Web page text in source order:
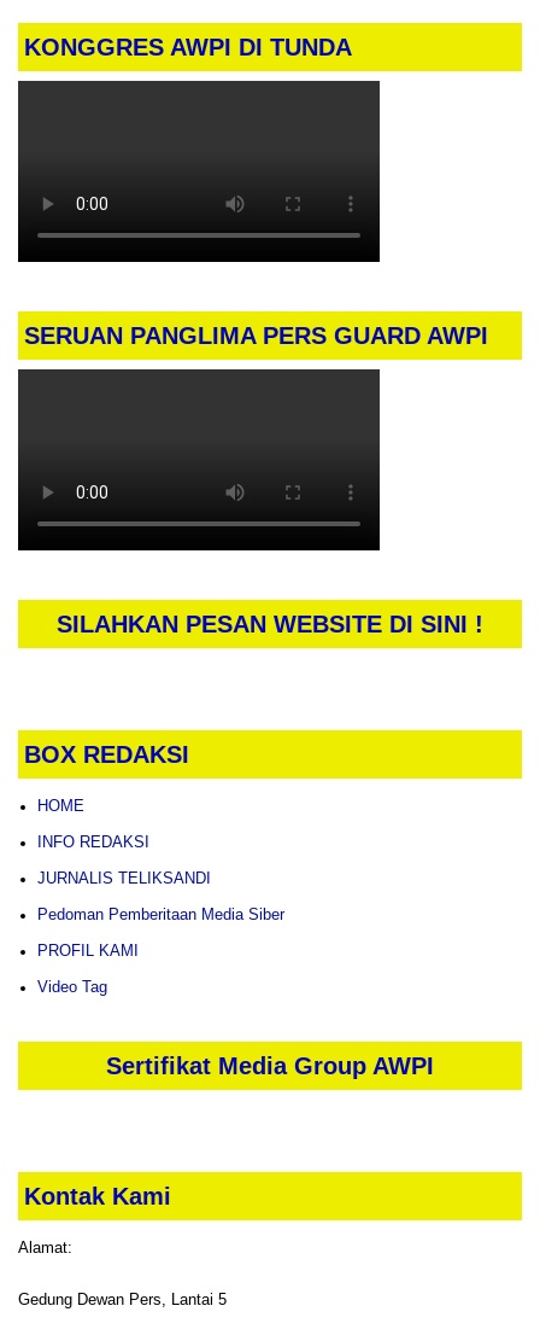
KONGGRES AWPI DI TUNDA
SERUAN PANGLIMA PERS GUARD AWPI
SILAHKAN PESAN WEBSITE DI SINI !
BOX REDAKSI
HOME
INFO REDAKSI
JURNALIS TELIKSANDI
Pedoman Pemberitaan Media Siber
PROFIL KAMI
Video Tag
Sertifikat Media Group AWPI
Kontak Kami
Alamat:
Gedung Dewan Pers, Lantai 5